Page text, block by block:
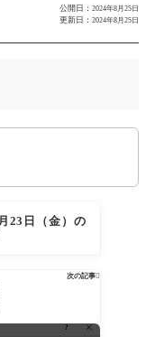
公開日： 2024年8月25日
更新日： 2024年8月25日
23日（金）の
次の記事